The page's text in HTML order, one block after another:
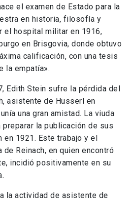
el examen de Estado para la
en historia, filosofía y
el hospital militar en 1916,
en Brisgovia, donde obtuvo
calificación, con una tesis
la empatía».
Edith Stein sufre la pérdida del
asistente de Husserl en
una gran amistad. La viuda
preparar la publicación de sus
1921. Este trabajo y el
de Reinach, en quien encontró
incidió positivamente en su
la actividad de asistente de